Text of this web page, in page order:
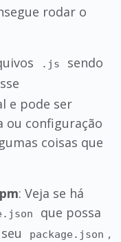
rodar o
.js
sendo
e pode ser
ou configuração
coisas que
: Veja se há
que possa
package.json ,